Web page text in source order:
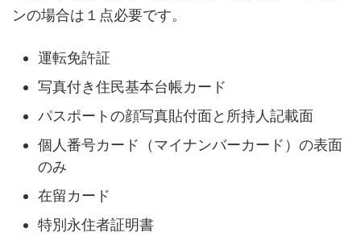
ンの場合は１点必要です。
運転免許証
写真付き住民基本台帳カード
パスポートの顔写真貼付面と所持人記載面
個人番号カード（マイナンバーカード）の表面
のみ
在留カード
特別永住者証明書